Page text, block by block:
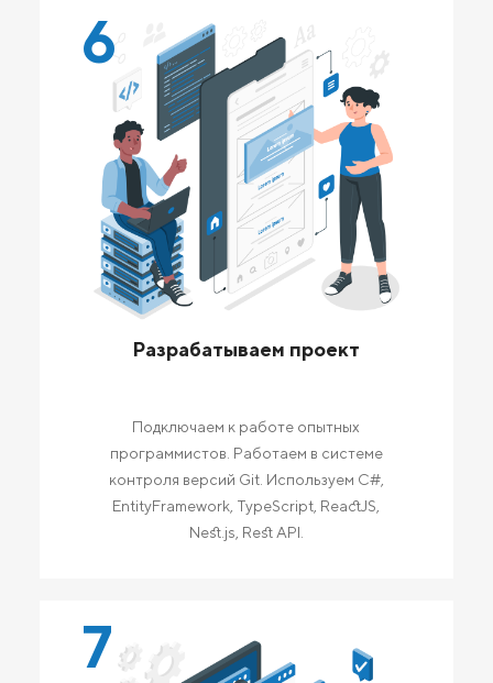
6
Разрабатываем проект
Подключаем к работе опытных
программистов. Работаем в системе
контроля версий Git. Используем C#,
EntityFramework, TypeScript, ReactJS,
Nest.js, Rest API.
7